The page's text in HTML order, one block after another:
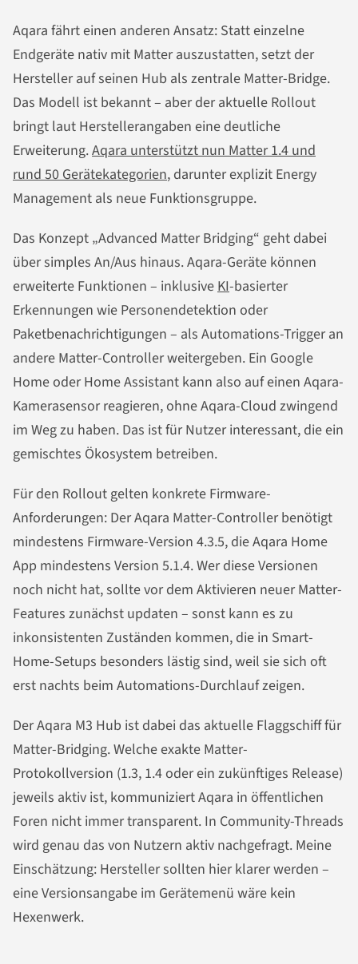
Aqara fährt einen anderen Ansatz: Statt einzelne
Endgeräte nativ mit Matter auszustatten, setzt der
Hersteller auf seinen Hub als zentrale Matter-Bridge.
Das Modell ist bekannt – aber der aktuelle Rollout
bringt laut Herstellerangaben eine deutliche
Erweiterung.Aqara unterstützt nun Matter 1.4 und
rund 50 Gerätekategorien, darunter explizit Energy
Management als neue Funktionsgruppe.
Das Konzept „Advanced Matter Bridging“ geht dabei
über simples An/Aus hinaus. Aqara-Geräte können
erweiterte Funktionen – inklusiveKI-basierter
Erkennungen wie Personendetektion oder
Paketbenachrichtigungen – als Automations-Trigger an
andere Matter-Controller weitergeben. Ein Google
Home oder Home Assistant kann also auf einen Aqara-
Kamerasensor reagieren, ohne Aqara-Cloud zwingend
im Weg zu haben. Das ist für Nutzer interessant, die ein
gemischtes Ökosystem betreiben.
Für den Rollout gelten konkrete Firmware-
Anforderungen: Der Aqara Matter-Controller benötigt
mindestens Firmware-Version 4.3.5, die Aqara Home
App mindestens Version 5.1.4. Wer diese Versionen
noch nicht hat, sollte vor dem Aktivieren neuer Matter-
Features zunächst updaten – sonst kann es zu
inkonsistenten Zuständen kommen, die in Smart-
Home-Setups besonders lästig sind, weil sie sich oft
erst nachts beim Automations-Durchlauf zeigen.
Der Aqara M3 Hub ist dabei das aktuelle Flaggschiff für
Matter-Bridging. Welche exakte Matter-
Protokollversion (1.3, 1.4 oder ein zukünftiges Release)
jeweils aktiv ist, kommuniziert Aqara in öffentlichen
Foren nicht immer transparent. In Community-Threads
wird genau das von Nutzern aktiv nachgefragt. Meine
Einschätzung: Hersteller sollten hier klarer werden –
eine Versionsangabe im Gerätemenü wäre kein
Hexenwerk.